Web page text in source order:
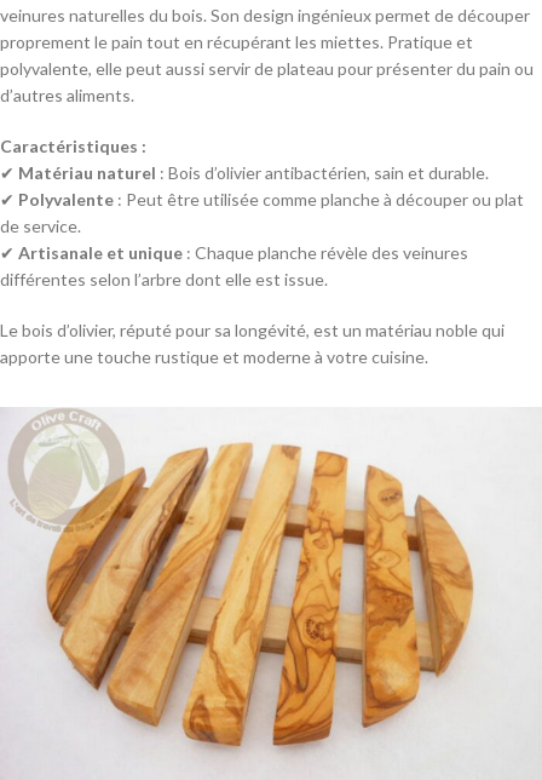
veinures naturelles du bois. Son design ingénieux permet de découper
proprement le pain tout en récupérant les miettes. Pratique et
polyvalente, elle peut aussi servir de plateau pour présenter du pain ou
d’autres aliments.
Caractéristiques :
✔ Matériau naturel : Bois d’olivier antibactérien, sain et durable.
✔ Polyvalente : Peut être utilisée comme planche à découper ou plat
de service.
✔ Artisanale et unique : Chaque planche révèle des veinures
différentes selon l’arbre dont elle est issue.
Le bois d’olivier, réputé pour sa longévité, est un matériau noble qui
apporte une touche rustique et moderne à votre cuisine.